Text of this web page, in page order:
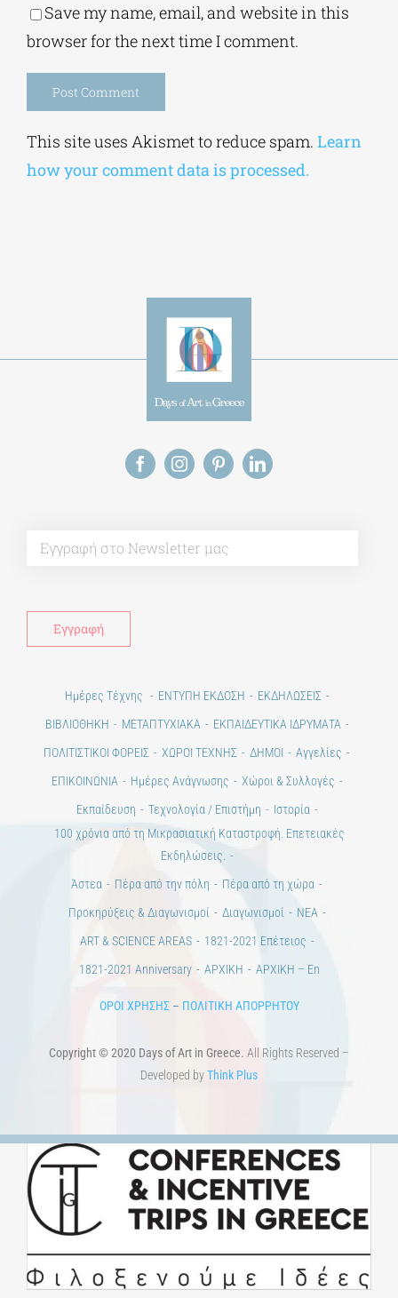
Save my name, email, and website in this
browser for the next time I comment.
This site uses Akismet to reduce spam. Learn
how your comment data is processed.
Ημέρες Τέχνης ΕΝΤΥΠΗ ΕΚΔΟΣΗ
ΕΚΔΗΛΩΣΕΙΣ
ΒΙΒΛΙΟΘΗΚΗ
ΜΕΤΑΠΤΥΧΙΑΚΑ
ΕΚΠΑΙΔΕΥΤΙΚΑ ΙΔΡΥΜΑΤΑ
ΠΟΛΙΤΙΣΤΙΚΟΙ ΦΟΡΕΙΣ
ΧΩΡΟΙ ΤΕΧΝΗΣ ΔΗΜΟΙ
Αγγελίες
ΕΠΙΚΟΙΝΩΝΙΑ
Ημέρες Ανάγνωσης
Χώροι & Συλλογές
Εκπαίδευση
Τεχνολογία / Επιστήμη
Ιστορία
100 χρόνια από τη Μικρασιατική Καταστροφή. Επετειακές
Εκδηλώσεις.
Άστεα
Πέρα από την πόλη
Πέρα από τη χώρα
Προκηρύξεις & Διαγωνισμοί
Διαγωνισμοί
ΝΕΑ
ART & SCIENCE AREAS
1821-2021 Επέτειος
1821-2021 Anniversary
ΑΡΧΙΚΗ ΑΡΧΙΚΗ – En
ΟΡΟΙ ΧΡΗΣΗΣ– ΠΟΛΙΤΙΚΗ ΑΠΟΡΡΗΤΟΥ
Copyright © 2020 Days of Art in Greece. All Rights Reserved –
Developed byThink Plus